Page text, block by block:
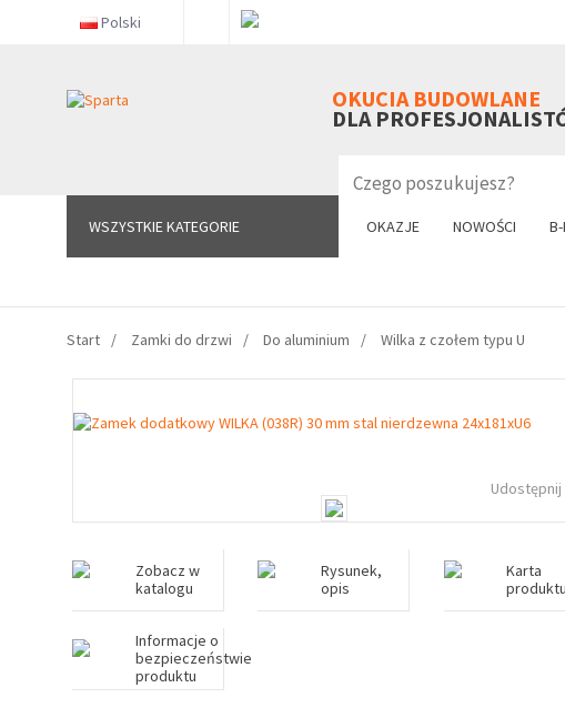
Polski
OKUCIA BUDOWLANE
DLA
WSZYSTKIE KATEGORIE OKAZJE NOWOŚCI
WSZYSTKIE KATEGORIE
Start Zamki do drzwi Do aluminium Wilka z czołem typu U
Udostępnij
Zobacz w
katalogu
Rysunek,
opis
Karta
produktu
Informacje o
bezpieczeństwie
produktu